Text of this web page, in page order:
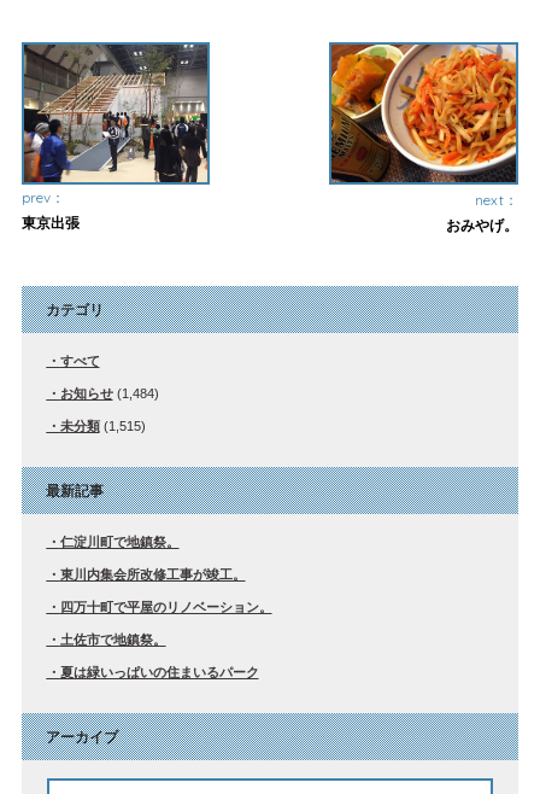
prev：
東京出張
next：
おみやげ。
カテゴリ
すべて
お知らせ(1,484)
未分類(1,515)
最新記事
仁淀川町で地鎮祭。
東川内集会所改修工事が竣工。
四万十町で平屋のリノベーション。
土佐市で地鎮祭。
夏は緑いっぱいの住まいるパーク
アーカイブ